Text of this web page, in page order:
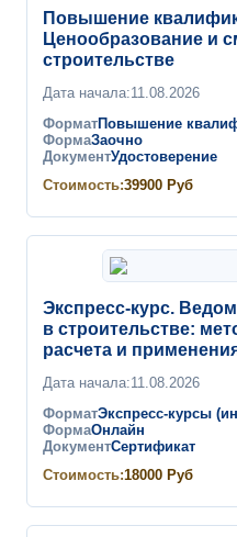
Повышение
Ценообразование и
строительстве
Дата начала:11.08.2026
ФорматПовышение
ФормаЗаочно
ДокументУдостоверение
Стоимость:39900 Руб
Экспресс-курс.
в строительстве:
расчета и
Дата начала:11.08.2026
ФорматЭкспресс-курсы
ФормаОнлайн
ДокументСертификат
Стоимость:18000 Руб